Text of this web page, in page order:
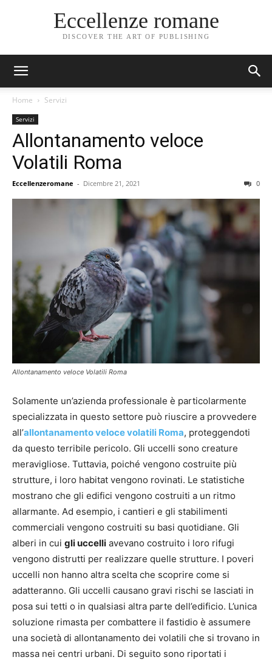
Eccellenze romane
DISCOVER THE ART OF PUBLISHING
Home Servizi
Servizi
Allontanamento veloce
Volatili Roma
Eccellenzeromane - Dicembre 21, 2021 0
Allontanamento veloce Volatili Roma
Solamente un’azienda professionale è particolarmente
specializzata in questo settore può riuscire a provvedere
all’allontanamento veloce volatili Roma, proteggendoti
da questo terribile pericolo. Gli uccelli sono creature
meravigliose. Tuttavia, poiché vengono costruite più
strutture, i loro habitat vengono rovinati. Le statistiche
mostrano che gli edifici vengono costruiti a un ritmo
allarmante. Ad esempio, i cantieri e gli stabilimenti
commerciali vengono costruiti su basi quotidiane. Gli
alberi in cui gli uccelli avevano costruito i loro rifugi
vengono distrutti per realizzare quelle strutture. I poveri
uccelli non hanno altra scelta che scoprire come si
adatteranno. Gli uccelli causano gravi rischi se lasciati in
posa sui tetti o in qualsiasi altra parte dell’edificio. L’unica
soluzione rimasta per combattere il fastidio è assumere
una società di allontanamento dei volatili che si trovano in
massa nei centri urbani. Di seguito sono riportati i